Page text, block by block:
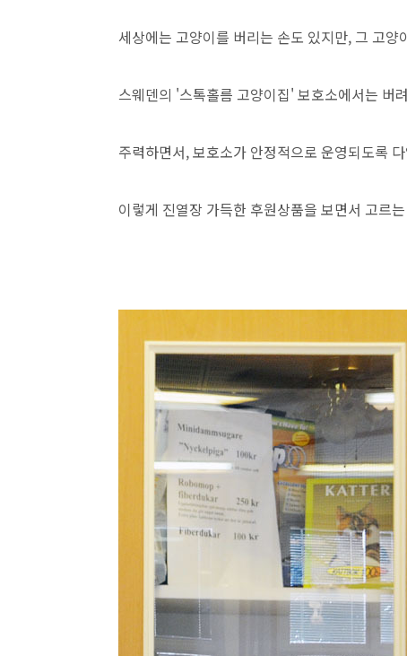
세상에는 고양이를 버리는 손도 있지만, 그 고
스웨덴의 '스톡홀름 고양이집' 보호소에서는 버
주력하면서, 보호소가 안정적으로 운영되도록
이렇게 진열장 가득한 후원상품을 보면서 고르